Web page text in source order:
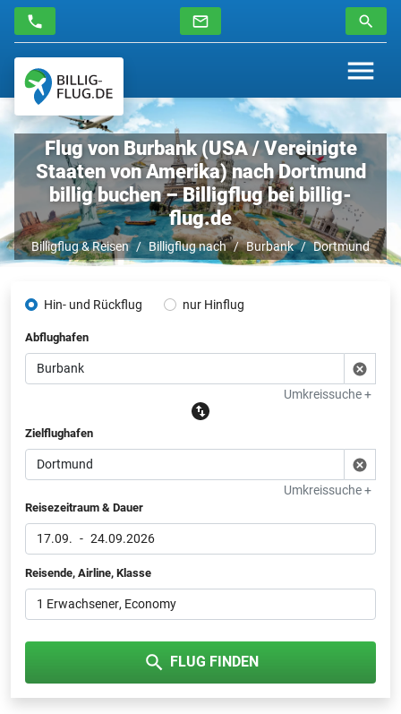
Flug von Burbank (USA / Vereinigte
Staaten von Amerika) nach Dortmund
billig buchen – Billigflug bei billig-
flug.de
Billigflug & Reisen Billigflug nach Burbank Dortmund
Hin- und Rückflug nur Hinflug
Abflughafen
Umkreissuche +
Zielflughafen
Umkreissuche +
Reisezeitraum & Dauer
17.09. - 24.09.2026
Reisende, Airline, Klasse
1 Erwachsener, Economy
FLUG FINDEN